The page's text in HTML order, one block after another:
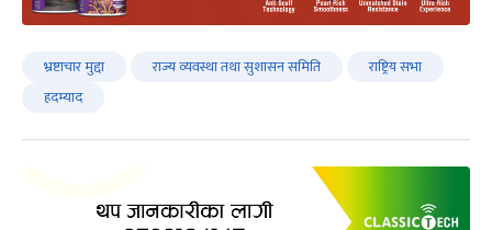
भ्रष्टाचार मुद्दा राज्य व्यवस्था तथा सुशासन समिति
राष्ट्रिय सभा
हदम्याद